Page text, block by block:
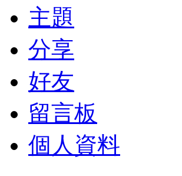
主題
分享
好友
留言板
個人資料